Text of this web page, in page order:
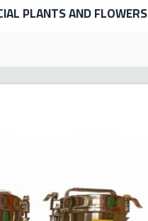
PLANTS AND FLOWERS